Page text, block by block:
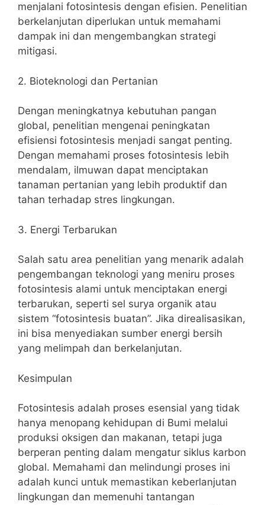
menjalani fotosintesis dengan efisien. Penelitian
berkelanjutan diperlukan untuk memahami
dampak ini dan mengembangkan strategi
mitigasi.
2. Bioteknologi dan Pertanian
Dengan meningkatnya kebutuhan pangan
global, penelitian mengenai peningkatan
efisiensi fotosintesis menjadi sangat penting.
Dengan memahami proses fotosintesis lebih
mendalam, ilmuwan dapat menciptakan
tanaman pertanian yang lebih produktif dan
tahan terhadap stres lingkungan.
3. Energi Terbarukan
Salah satu area penelitian yang menarik adalah
pengembangan teknologi yang meniru proses
fotosintesis alami untuk menciptakan energi
terbarukan, seperti sel surya organik atau
sistem “fotosintesis buatan”. Jika direalisasikan,
ini bisa menyediakan sumber energi bersih
yang melimpah dan berkelanjutan.
Kesimpulan
Fotosintesis adalah proses esensial yang tidak
hanya menopang kehidupan di Bumi melalui
produksi oksigen dan makanan, tetapi juga
berperan penting dalam mengatur siklus karbon
global. Memahami dan melindungi proses ini
adalah kunci untuk memastikan keberlanjutan
lingkungan dan memenuhi tantangan